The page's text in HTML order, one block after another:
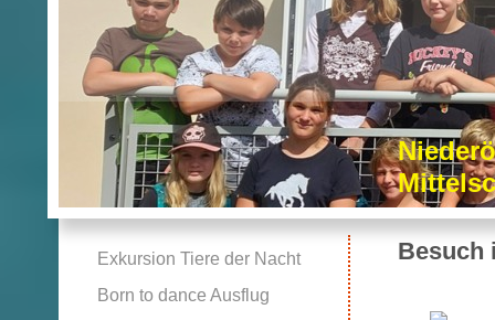
Besuch
Exkursion Tiere der Nacht
Born to dance Ausflug